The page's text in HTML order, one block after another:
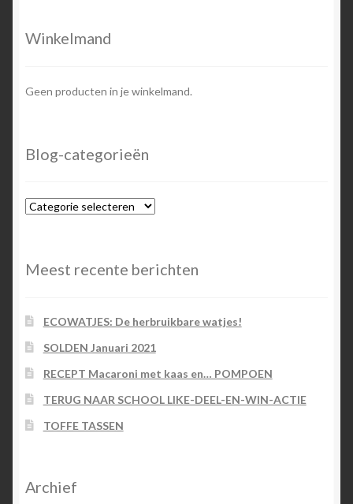
Winkelmand
Geen producten in je winkelmand.
Blog-categorieën
Blog-
Meest recente berichten
ECOWATJES: De herbruikbare watjes!
SOLDEN Januari 2021
RECEPT Macaroni met kaas en… POMPOEN
TERUG NAAR SCHOOL LIKE-DEEL-EN-WIN-ACTIE
TOFFE TASSEN
Archief